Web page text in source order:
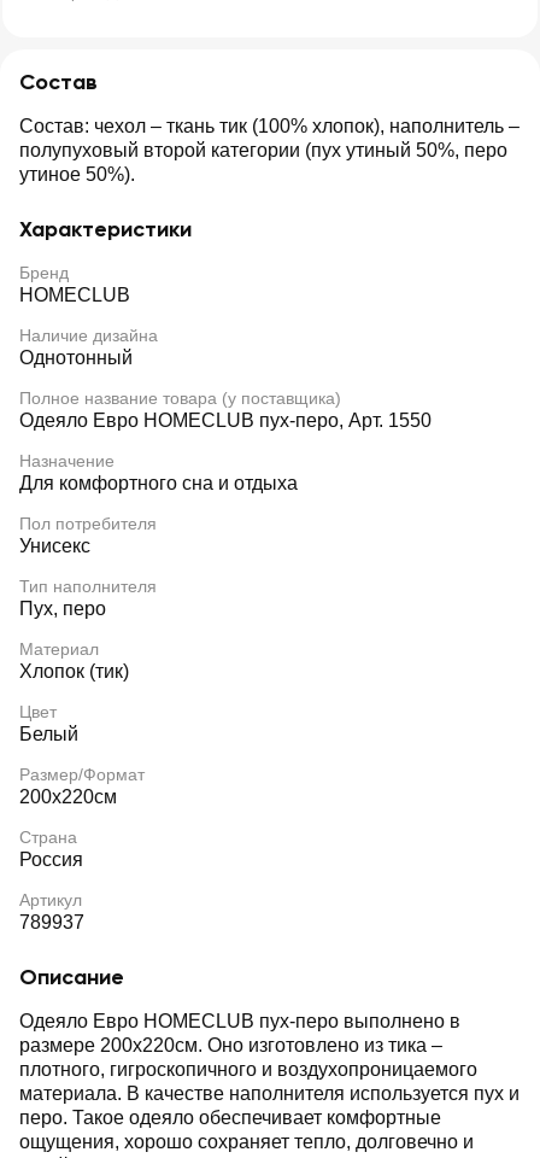
Состав
Состав: чехол – ткань тик (100% хлопок), наполнитель –
полупуховый второй категории (пух утиный 50%, перо
утиное 50%).
Характеристики
Бренд
HOMECLUB
Наличие дизайна
Однотонный
Полное название товара (у поставщика)
Одеяло Евро HOMECLUB пух-перо, Арт. 1550
Назначение
Для комфортного сна и отдыха
Пол потребителя
Унисекс
Тип наполнителя
Пух, перо
Материал
Хлопок (тик)
Цвет
Белый
Размер/Формат
200х220см
Страна
Россия
Артикул
789937
Описание
Одеяло Евро HOMECLUB пух-перо выполнено в
размере 200х220см. Оно изготовлено из тика –
плотного, гигроскопичного и воздухопроницаемого
материала. В качестве наполнителя используется пух и
перо. Такое одеяло обеспечивает комфортные
ощущения, хорошо сохраняет тепло, долговечно и